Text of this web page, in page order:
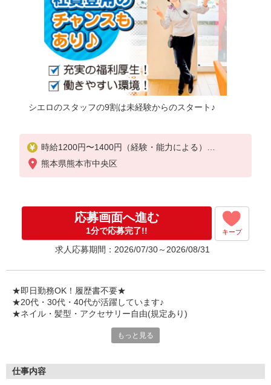
シエロのスタッフの9割は未経験からのスタート♪
時給1200円〜1400円（経験・能力による）
※残業代支給
★交通費別途支給（規定あり）
入社祝い金10万円支給(規定有)
お友達を紹介頂くと,
インセンティブ支給(規定有)
゜・。○。・゜+゜・。○。・゜+゜
熊本県熊本市中央区
応募画面へ進む
1分で応募完了!! キープ
求人応募期間：2026/07/30～2026/08/31
★即日勤務OK！履歴書不要★
★20代・30代・40代が活躍しています♪
★ネイル・髪型・アクセサリー自由(規定あり)
でも心配ご無用！
もっと見る
仕事内容